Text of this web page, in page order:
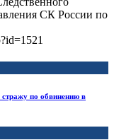
СК России по
по обвинению в